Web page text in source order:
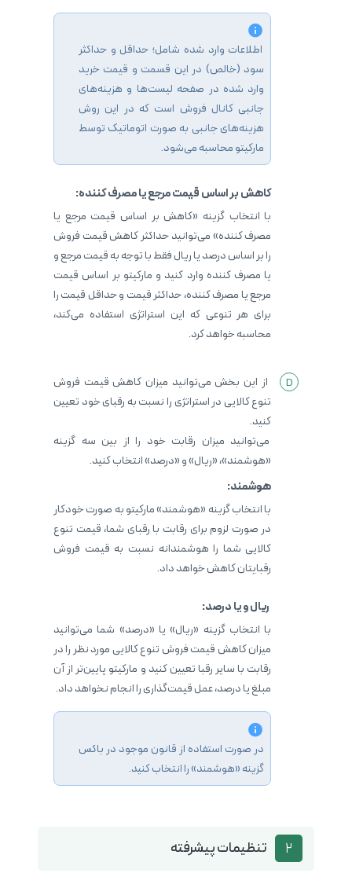
اطلاعات وارد شده شامل؛ حداقل و حداکثر
سود (خالص) در این قسمت و قیمت خرید
وارد شده در صفحه لیست‌ها و هزینه‌های
جانبی کانال فروش است که در این روش
هزینه‌های جانبی به صورت اتوماتیک توسط
مارکیتو محاسبه می‌شود.
کاهش بر اساس قیمت مرجع یا مصرف کننده:
با انتخاب گزینه «کاهش بر اساس قیمت مرجع یا
مصرف کننده» می‌توانید حداکثر کاهش قیمت فروش
را بر اساس درصد یا ریال فقط با توجه به قیمت مرجع و
یا مصرف کننده وارد کنید و مارکیتو بر اساس قیمت
مرجع یا مصرف کننده، حداکثر قیمت و حداقل قیمت را
برای هر تنوعی که این استراتژی استفاده می‌کند،
محاسبه خواهد کرد.
از این بخش می‌توانید میزان کاهش قیمت فروش
تنوع کالایی در استراتژی را نسبت به رقبای خود تعیین
کنید.
می‌توانید میزان رقابت خود را از بین سه گزینه
«هوشمند»، «ریال» و «درصد» انتخاب کنید.
هوشمند:
با انتخاب گزینه «هوشمند» مارکیتو به صورت خودکار
در صورت لزوم برای رقابت با رقبای شما، قیمت تنوع
کالایی شما را هوشمندانه نسبت به قیمت فروش
رقبایتان کاهش خواهد داد.
ریال و یا درصد:
با انتخاب گزینه «ریال» یا «درصد» شما می‌توانید
میزان کاهش قیمت فروش تنوع کالایی مورد نظر را در
رقابت با سایر رقبا تعیین کنید و مارکیتو پایین‌تر از آن
مبلغ یا درصد، عمل قیمت‌گذاری را انجام نخواهد داد.
در صورت استفاده از قانون موجود در باکس
گزینه «هوشمند» را انتخاب کنید.
2 تنظیمات پیشرفته